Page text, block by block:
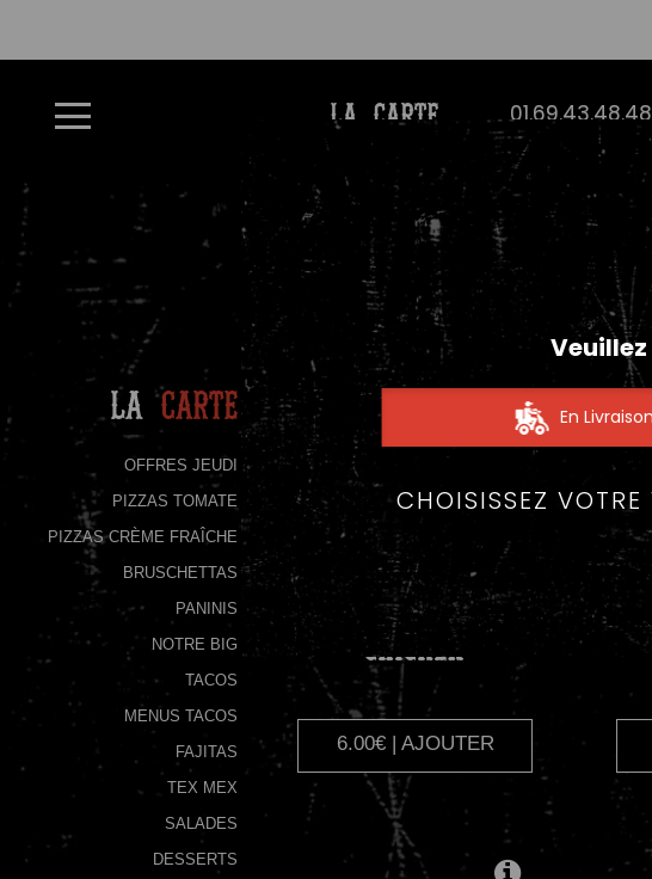
LA CARTE 01.69.43.48.48
Charte
Qualité
C.G.V
Contact
Mentions
Légales
Mobile
Programme
Fidélité
Avis
Zones
de
Livraison
LaCarte
OFFRES JEUDI
PIZZAS TOMATE
PIZZAS CRÈME FRAÎCHE
BRUSCHETTAS
PANINIS
NOTRE BIG
TACOS
MENUS TACOS
FAJITAS
TEX MEX
SALADES
DESSERTS
CHICKEN
6.00€ | AJOUTER